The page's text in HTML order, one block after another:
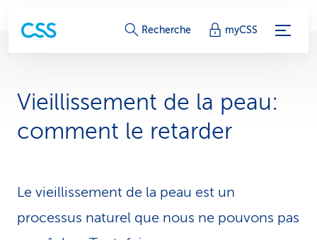
L
n
s
e
s
Recherche myCSS
Vieillissement de la peau:
comment le retarder
Le vieillissement de la peau est un
processus naturel que nous ne pouvons pas